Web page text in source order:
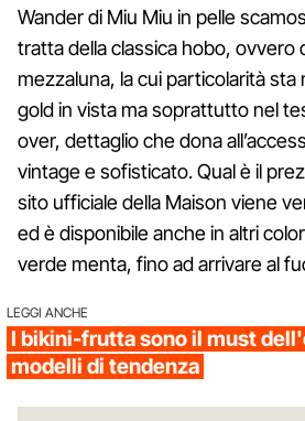
Wander di Miu Miu in pelle
tratta della classica hobo, ovvero
mezzaluna, la cui particolarità sta
gold in vista ma soprattutto nel
over, dettaglio che dona
vintage e sofisticato. Qual è il
sito ufficiale della Maison viene
ed è disponibile anche in altri
verde menta, fino ad arrivare al
LEGGI ANCHE
I bikini-frutta sono il must
modelli di tendenza